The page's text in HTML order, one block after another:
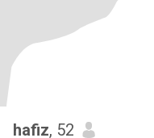
hafiz, 52